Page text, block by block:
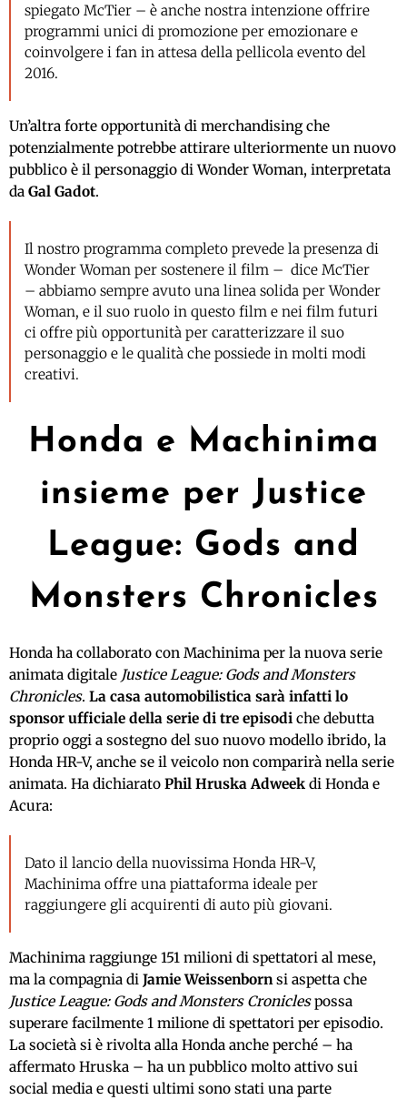
spiegato McTier – è anche nostra intenzione offrire
programmi unici di promozione per emozionare e
coinvolgere i fan in attesa della pellicola evento del
2016.
Un’altra forte opportunità di merchandising che
potenzialmente potrebbe attirare ulteriormente un nuovo
pubblico è il personaggio di Wonder Woman, interpretata
da Gal Gadot.
Il nostro programma completo prevede la presenza di
Wonder Woman per sostenere il film – dice McTier
– abbiamo sempre avuto una linea solida per Wonder
Woman, e il suo ruolo in questo film e nei film futuri
ci offre più opportunità per caratterizzare il suo
personaggio e le qualità che possiede in molti modi
creativi.
Honda e Machinima
insieme per Justice
League: Gods and
Monsters Chronicles
Honda ha collaborato con Machinima per la nuova serie
animata digitale Justice League: Gods and Monsters
Chronicles. La casa automobilistica sarà infatti lo
sponsor ufficiale della serie di tre episodi che debutta
proprio oggi a sostegno del suo nuovo modello ibrido, la
Honda HR-V, anche se il veicolo non comparirà nella serie
animata. Ha dichiarato Phil Hruska Adweek di Honda e
Acura:
Dato il lancio della nuovissima Honda HR-V,
Machinima offre una piattaforma ideale per
raggiungere gli acquirenti di auto più giovani.
Machinima raggiunge 151 milioni di spettatori al mese,
ma la compagnia di Jamie Weissenborn si aspetta che
Justice League: Gods and Monsters Croniclespossa
superare facilmente 1 milione di spettatori per episodio.
La società si è rivolta alla Honda anche perché – ha
affermato Hruska – ha un pubblico molto attivo sui
social media e questi ultimi sono stati una parte